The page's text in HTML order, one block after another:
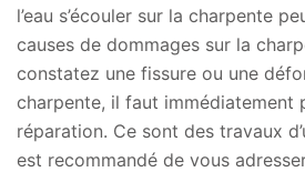
l’eau s’écouler sur la charpente
causes de dommages sur la
constatez une fissure ou une
charpente, il faut immédiatement
réparation. Ce sont des travaux
est recommandé de vous